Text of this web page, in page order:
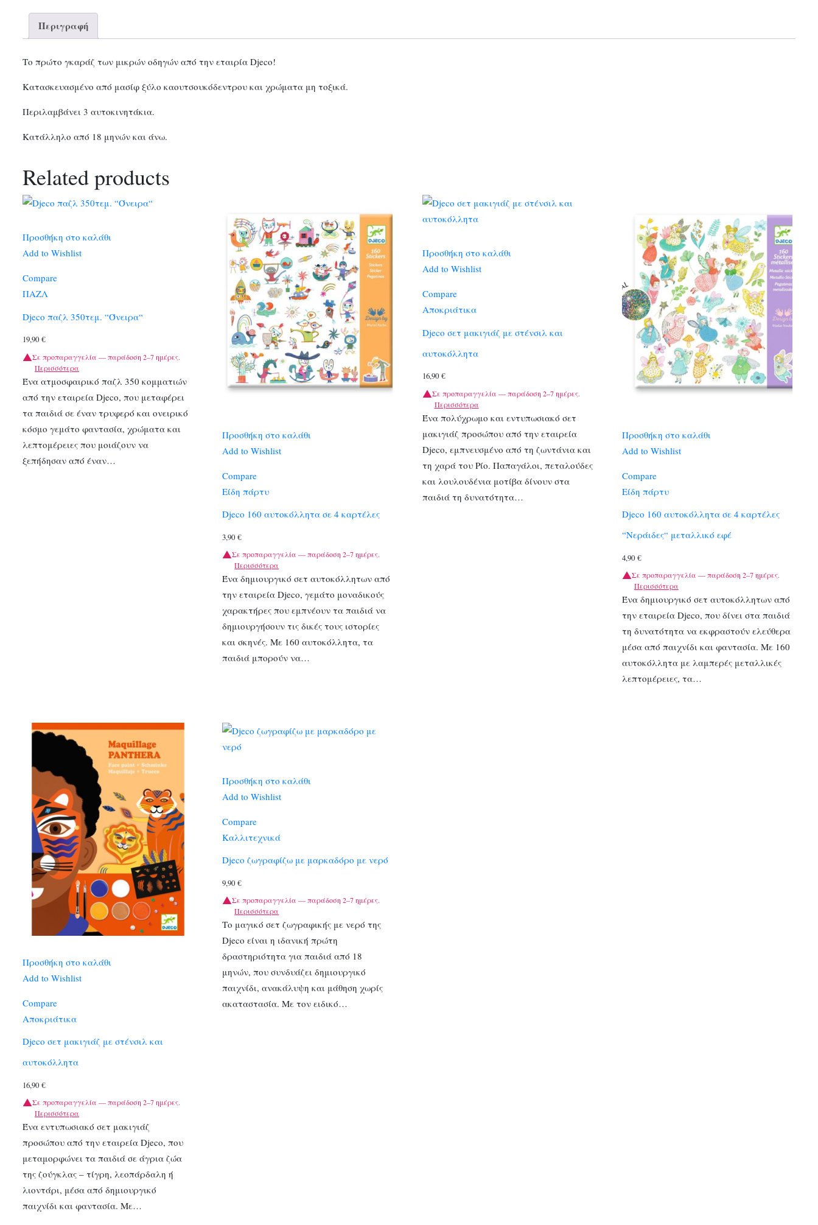
Περιγραφή
Το πρώτο γκαράζ των μικρών οδηγών από την εταιρία Djeco!
Κατασκευασμένο από μασίφ ξύλο καουτσουκόδεντρου και χρώματα μη τοξικά.
Περιλαμβάνει 3 αυτοκινητάκια.
Κατάλληλο από 18 μηνών και άνω.
Related products
Προσθήκη στο καλάθι
Add to Wishlist
Compare
ΠΑΖΛ
Djeco παζλ 350τεμ. “Όνειρα“
19,90 €
Σε προπαραγγελία — παράδοση 2–7 ημέρες.
Περισσότερα
Ένα ατμοσφαιρικό παζλ 350 κομματιών
από την εταιρεία Djeco, που μεταφέρει
τα παιδιά σε έναν τρυφερό και ονειρικό
κόσμο γεμάτο φαντασία, χρώματα και
λεπτομέρειες που μοιάζουν να
ξεπήδησαν από έναν…
Προσθήκη στο καλάθι
Add to Wishlist
Compare
Είδη πάρτυ
Djeco 160 αυτοκόλλητα σε 4 καρτέλες
3,90€
Σε προπαραγγελία — παράδοση 2–7 ημέρες.
Περισσότερα
Ένα δημιουργικό σετ αυτοκόλλητων από
την εταιρεία Djeco, γεμάτο μοναδικούς
χαρακτήρες που εμπνέουν τα παιδιά να
δημιουργήσουν τις δικές τους ιστορίες
και σκηνές. Με 160 αυτοκόλλητα, τα
παιδιά μπορούν να…
Προσθήκη στο καλάθι
Add to Wishlist
Compare
Αποκριάτικα
Djeco σετ μακιγιάζ με στένσιλ και
αυτοκόλλητα
16,90 €
Σε προπαραγγελία — παράδοση 2–7 ημέρες.
Περισσότερα
Ένα πολύχρωμο και εντυπωσιακό σετ
μακιγιάζ προσώπου από την εταιρεία
Djeco, εμπνευσμένο από τη ζωντάνια και
τη χαρά του Ρίο. Παπαγάλοι, πεταλούδες
και λουλουδένια μοτίβα δίνουν στα
παιδιά τη δυνατότητα…
Προσθήκη στο καλάθι
Add to Wishlist
Compare
Είδη πάρτυ
Djeco 160 αυτοκόλλητα σε 4 καρτέλες
“Νεράιδες“ μεταλλικό εφέ
4,90 €
Σε προπαραγγελία — παράδοση 2–7 ημέρες.
Περισσότερα
Ένα δημιουργικό σετ αυτοκόλλητων από
την εταιρεία Djeco, που δίνει στα παιδιά
τη δυνατότητα να εκφραστούν ελεύθερα
μέσα από παιχνίδι και φαντασία. Με 160
αυτοκόλλητα με λαμπερές μεταλλικές
λεπτομέρειες, τα…
Προσθήκη στο καλάθι
Add to Wishlist
Compare
Αποκριάτικα
Djeco σετ μακιγιάζ με στένσιλ και
αυτοκόλλητα
16,90 €
Σε προπαραγγελία — παράδοση 2–7 ημέρες.
Περισσότερα
Ένα εντυπωσιακό σετ μακιγιάζ
προσώπου από την εταιρεία Djeco, που
μεταμορφώνει τα παιδιά σε άγρια ζώα
της ζούγκλας – τίγρη, λεοπάρδαλη ή
λιοντάρι, μέσα από δημιουργικό
παιχνίδι και φαντασία. Με…
Προσθήκη στο καλάθι
Add to Wishlist
Compare
Καλλιτεχνικά
Djeco ζωγραφίζω με μαρκαδόρο με νερό
9,90€
Σε προπαραγγελία — παράδοση 2–7 ημέρες.
Περισσότερα
Το μαγικό σετ ζωγραφικής με νερό της
Djeco είναι η ιδανική πρώτη
δραστηριότητα για παιδιά από 18
μηνών, που συνδυάζει δημιουργικό
παιχνίδι, ανακάλυψη και μάθηση χωρίς
ακαταστασία. Με τον ειδικό…